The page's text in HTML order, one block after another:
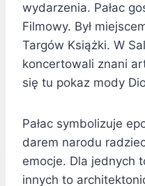
wydarzenia. Pałac
Filmowy. Był
Targów Książki. W
koncertowali znani
się tu pokaz mody
Pałac symbolizuje
darem narodu
emocje. Dla jednych
innych to